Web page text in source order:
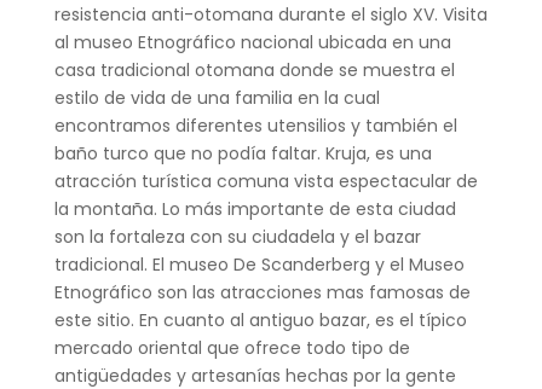
resistencia anti-otomana durante el siglo XV. Visita
al museo Etnográfico nacional ubicada en una
casa tradicional otomana donde se muestra el
estilo de vida de una familia en la cual
encontramos diferentes utensilios y también el
baño turco que no podía faltar. Kruja, es una
atracción turística comuna vista espectacular de
la montaña. Lo más importante de esta ciudad
son la fortaleza con su ciudadela y el bazar
tradicional. El museo De Scanderberg y el Museo
Etnográfico son las atracciones mas famosas de
este sitio. En cuanto al antiguo bazar, es el típico
mercado oriental que ofrece todo tipo de
antigüedades y artesanías hechas por la gente